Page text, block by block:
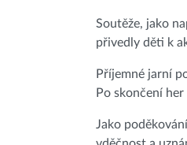
Soutěže, jako
přivedly děti k
Příjemné jarní
Po skončení
Jako